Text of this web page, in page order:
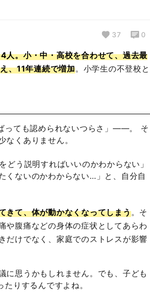
37 0
。小・中・高校を合わせて、過去最
、11年連続で増加。小学生の不登校と
っても認められないつらさ」——。 そ
くありません。
う説明すればいいのかわからない」
くないのかわからない…」と、自分自
きて、体が動かなくなってしまう。そ
や腹痛などの身体の症状としてあらわ
だけでなく、家庭でのストレスが影響
に思うかもしれません。でも、子ども
りするんですよね。